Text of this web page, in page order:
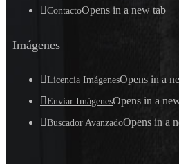
ContactoOpens in a new tab
Imágenes
Licencia ImágenesOpens in a
Enviar ImágenesOpens in a
Buscador AvanzadoOpens in a